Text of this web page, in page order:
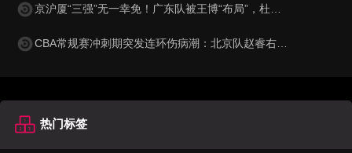
京沪厦“三强”无一幸免！广东队被王博“布局”，杜锋总决赛梦难圆
CBA常规赛冲刺期突发连环伤病潮：北京队赵睿右腿拉伤休战两周，辽宁队裁掉哈维签下德甲篮板王，广东队杜锋帅位风雨飘摇
热门标签